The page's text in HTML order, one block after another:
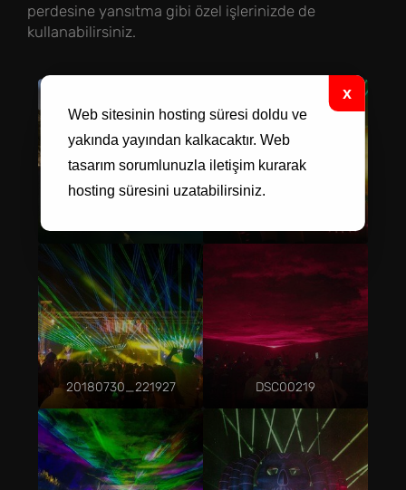
perdesine yansıtma gibi özel işlerinizde de
kullanabilirsiniz.
Web sitesinin hosting süresi doldu ve
yakında yayından kalkacaktır. Web
tasarımsorumlunuzla iletişim kurarak
hosting süresini uzatabilirsiniz.
118395902_2760121357543023_7497254157978397975_o
20180730_221927 DSC00219